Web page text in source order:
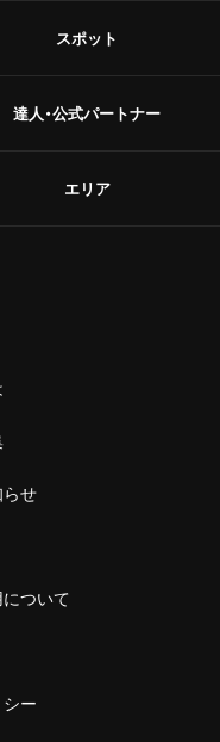
スポット
達人・公式パートナー
エリア
せ
ついて
ー